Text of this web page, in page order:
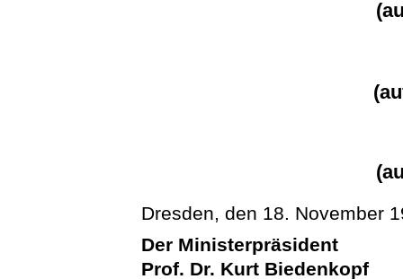
Dresden, den 18. November
Der Ministerpräsident
Prof. Dr. Kurt Biedenkopf